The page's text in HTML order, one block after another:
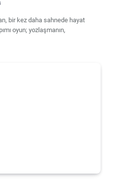
bir kez daha sahnede hayat
oyun; yozlaşmanın,